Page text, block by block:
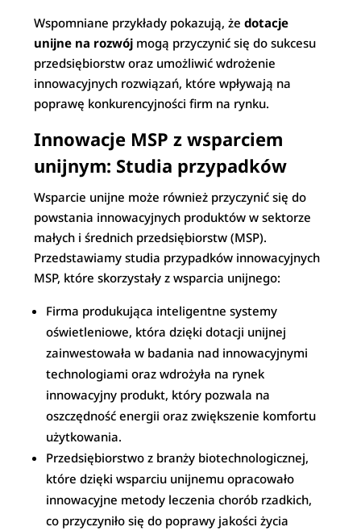
Wspomniane przykłady pokazują, żedotacje
unijne na rozwój mogą przyczynić się do sukcesu
przedsiębiorstw oraz umożliwić wdrożenie
innowacyjnych rozwiązań, które wpływają na
poprawę konkurencyjności firm na rynku.
Innowacje MSP z wsparciem
unijnym: Studia przypadków
Wsparcie unijne może również przyczynić się do
powstania innowacyjnych produktów w sektorze
małych i średnich przedsiębiorstw (MSP).
Przedstawiamy studia przypadków innowacyjnych
MSP, które skorzystały z wsparcia unijnego:
Firma produkująca inteligentne systemy
oświetleniowe, która dzięki dotacji unijnej
zainwestowała w badania nad innowacyjnymi
technologiami oraz wdrożyła na rynek
innowacyjny produkt, który pozwala na
oszczędność energii oraz zwiększenie komfortu
użytkowania.
Przedsiębiorstwo z branży biotechnologicznej,
które dzięki wsparciu unijnemu opracowało
innowacyjne metody leczenia chorób rzadkich,
co przyczyniło się do poprawy jakości życia